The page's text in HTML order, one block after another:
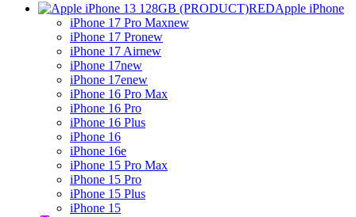
Apple iPhone
iPhone 17 Pro Maxnew
iPhone 17 Pronew
iPhone 17 Airnew
iPhone 17new
iPhone 17enew
iPhone 16 Pro Max
iPhone 16 Pro
iPhone 16 Plus
iPhone 16
iPhone 16e
iPhone 15 Pro Max
iPhone 15 Pro
iPhone 15 Plus
iPhone 15